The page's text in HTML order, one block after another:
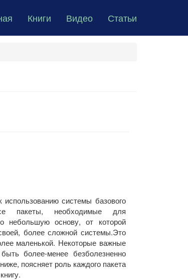
Книги Видео Статьи
системы базового
пакеты, необходимые для
небольшую основу, от которой
более сложной системы.Это
маленькой. Некоторые важные
более-менее безболезненно
поясняет роль каждого пакета